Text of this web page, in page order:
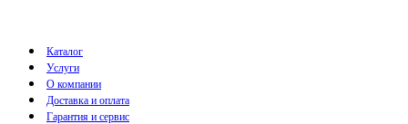
Каталог
Услуги
О компании
Доставка и оплата
Гарантия и сервис